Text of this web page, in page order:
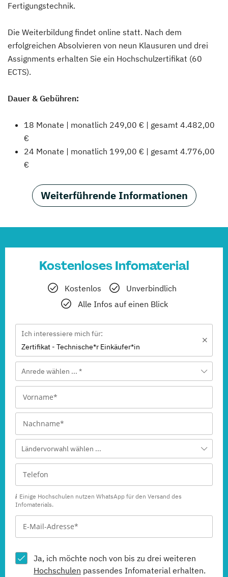
Fertigungstechnik.
Die Weiterbildung findet online statt. Nach dem
erfolgreichen Absolvieren von neun Klausuren und drei
Assignments erhalten Sie ein Hochschulzertifikat (60
ECTS).
Dauer & Gebühren:
18 Monate | monatlich 249,00 € | gesamt 4.482,00
€
24 Monate | monatlich 199,00 € | gesamt 4.776,00
€
Weiterführende Informationen
Kostenloses Infomaterial
Kostenlos
Unverbindlich
Alle Infos auf einen Blick
Ich interessiere mich für:
Zertifikat - Technische*r Einkäufer*in
Anrede wählen ... *
Ländervorwahl wählen ...
Einige Hochschulen nutzen WhatsApp für den Versand des
Infomaterials.
Ja, ich möchte noch von bis zu drei weiteren
Hochschulen passendes Infomaterial erhalten.